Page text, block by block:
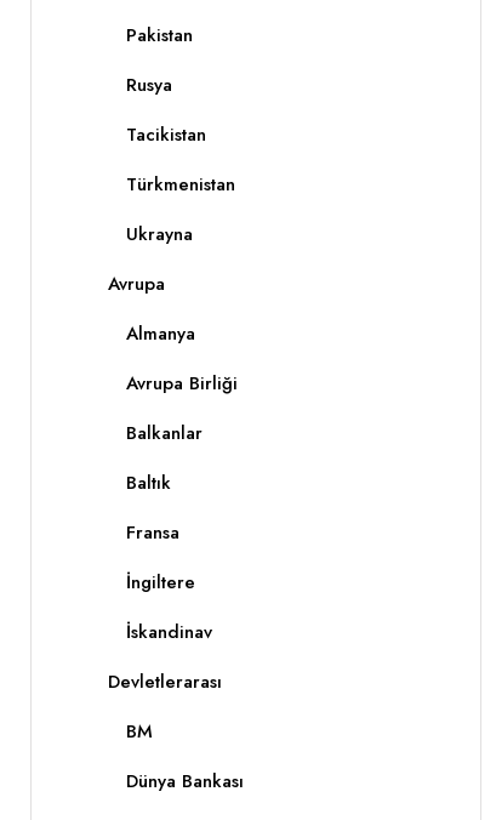
Pakistan
Rusya
Tacikistan
Türkmenistan
Ukrayna
Avrupa
Almanya
Avrupa Birliği
Balkanlar
Baltık
Fransa
İngiltere
İskandinav
Devletlerarası
BM
Dünya Bankası